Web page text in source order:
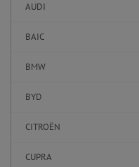
AUDI
BAIC
BMW
BYD
CITROËN
CUPRA